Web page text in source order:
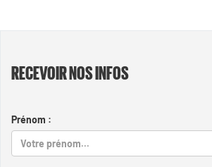
RECEVOIR NOS INFOS
Prénom :